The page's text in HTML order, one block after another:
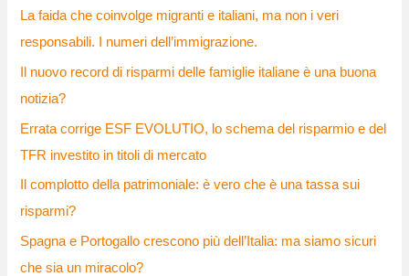
La faida che coinvolge migranti e italiani, ma non i veri
responsabili. I numeri dell’immigrazione.
Il nuovo record di risparmi delle famiglie italiane è una buona
notizia?
Errata corrige ESF EVOLUTIO, lo schema del risparmio e del
TFR investito in titoli di mercato
Il complotto della patrimoniale: è vero che è una tassa sui
risparmi?
Spagna e Portogallo crescono più dell’Italia: ma siamo sicuri
che sia un miracolo?